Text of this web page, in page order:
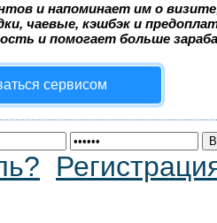
и напоминает им о
чаевые, кэшбэк и
и помогает больше
сервисом